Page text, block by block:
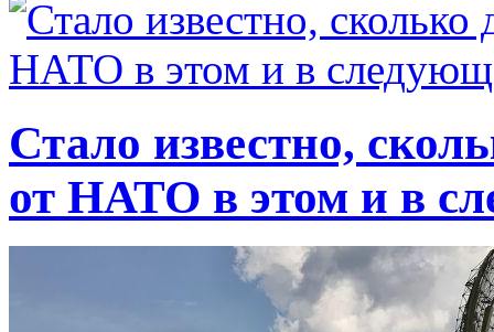
Стало известно,
от НАТО в этом и в